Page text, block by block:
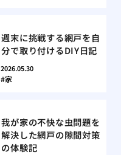
週末に挑戦する網戸を自
分で取り付けるDIY日記
2026.05.30
家
我が家の不快な虫問題を
解決した網戸の隙間対策
の体験記